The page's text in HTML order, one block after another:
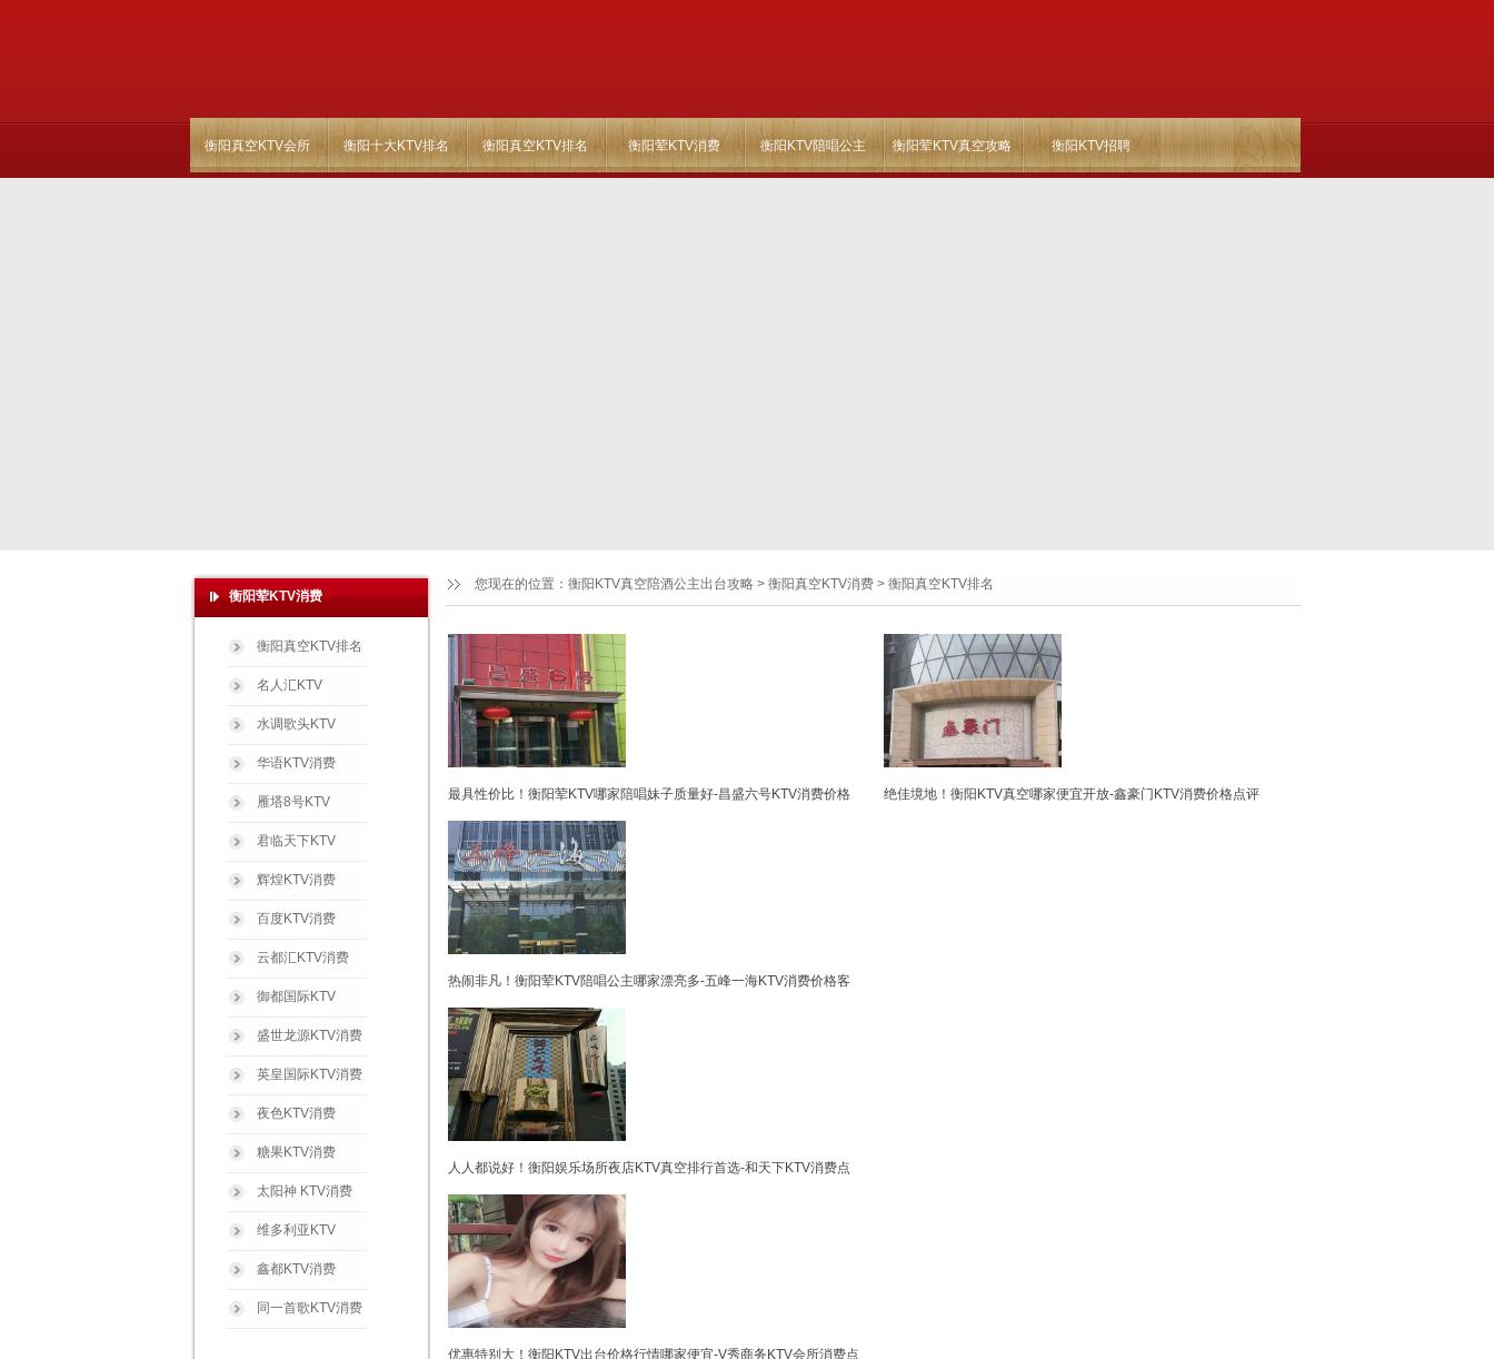
衡阳真空KTV会所 衡阳十大KTV排名 衡阳真空KTV排名 衡阳荤KTV消费 衡阳KTV陪唱公主 衡阳荤KTV真空攻略 衡阳KTV招聘
衡阳荤KTV消费
衡阳真空KTV排名
名人汇KTV
水调歌头KTV
华语KTV消费
雁塔8号KTV
君临天下KTV
辉煌KTV消费
百度KTV消费
云都汇KTV消费
御都国际KTV
盛世龙源KTV消费
英皇国际KTV消费
夜色KTV消费
糖果KTV消费
太阳神 KTV消费
维多利亚KTV
鑫都KTV消费
同一首歌KTV消费
最具性价比！衡阳荤KTV哪家陪唱妹子质量好-昌盛六号KTV消费价格 绝佳境地！衡阳KTV真空哪家便宜开放-鑫豪门KTV消费价格点评
热闹非凡！衡阳荤KTV陪唱公主哪家漂亮多-五峰一海KTV消费价格客
人人都说好！衡阳娱乐场所夜店KTV真空排行首选-和天下KTV消费点
优惠特别大！衡阳KTV出台价格行情哪家便宜-V秀商务KTV会所消费点
您现在的位置： 衡阳KTV真空陪酒公主出台攻略 > 衡阳真空KTV消费 > 衡阳真空KTV排名